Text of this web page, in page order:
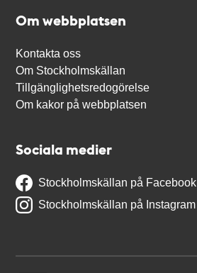
Om webbplatsen
Kontakta oss
Om Stockholmskällan
Tillgänglighetsredogörelse
Om kakor på webbplatsen
Sociala medier
Stockholmskällan på Facebook
Stockholmskällan på Instagram